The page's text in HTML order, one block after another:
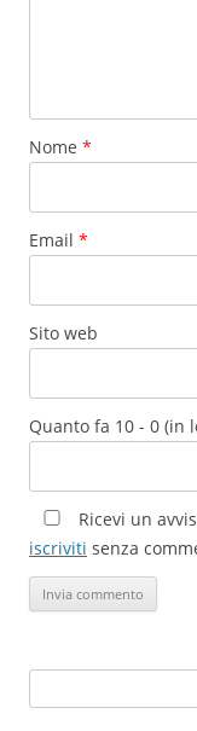
Nome *
Email *
Sito web
Quanto fa 10 - 0 (in
Ricevi un
iscriviti senza
per: